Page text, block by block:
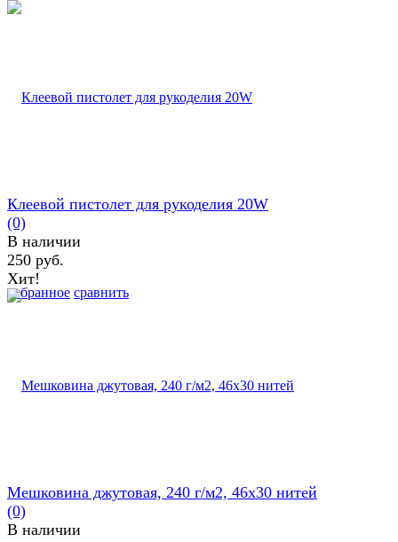
избранное сравнить
Клеевой пистолет для рукоделия 20W
(0)
В наличии
250 руб.
Хит!
Мешковина джутовая, 240 г/м2, 46х30 нитей
(0)
В наличии